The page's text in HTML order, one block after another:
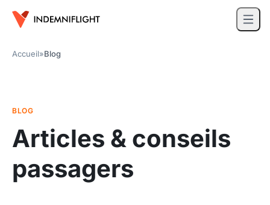
Accueil»Blog
BLOG
Articles & conseils
passagers